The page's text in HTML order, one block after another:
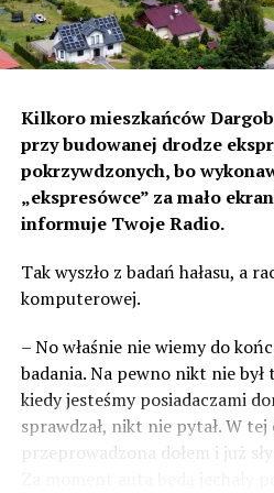
Kilkoro mieszkańców
przy budowanej drodze
pokrzywdzonych, bo
„ekspresówce” za mało
informuje Twoje Radio.
Tak wyszło z badań hałasu, a
komputerowej.
– No właśnie nie wiemy do
badania. Na pewno nikt nie
kiedy jesteśmy posiadaczami
sprawdzał, nikt nie pytał. W
przeprowadzona dołem i już